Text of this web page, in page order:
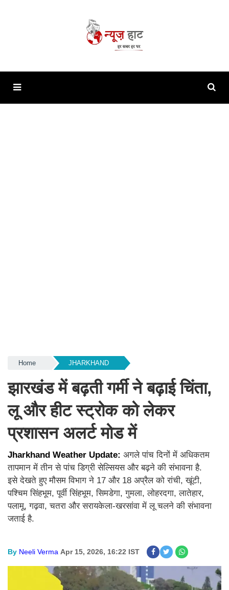
Home JHARKHAND
झारखंड में बढ़ती गर्मी ने बढ़ाई चिंता,
लू और हीट स्ट्रोक को लेकर
प्रशासन अलर्ट मोड में
Jharkhand Weather Update: अगले पांच दिनों में अधिकतम
तापमान में तीन से पांच डिग्री सेल्सियस और बढ़ने की संभावना है.
इसे देखते हुए मौसम विभाग ने 17 और 18 अप्रैल को रांची, खूंटी,
पश्चिम सिंहभूम, पूर्वी सिंहभूम, सिमडेगा, गुमला, लोहरदगा, लातेहार,
पलामू, गढ़वा, चतरा और सरायकेला-खरसांवा में लू चलने की संभावना
जताई है.
By Neeli Verma Apr 15, 2026, 16:22 IST